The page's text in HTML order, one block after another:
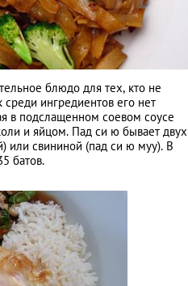
блюдо для тех, кто не
среди ингредиентов его нет
в подслащенном соевом соусе
и яйцом. Пад си ю бывает двух
или свининой (пад си ю муу). В
батов.